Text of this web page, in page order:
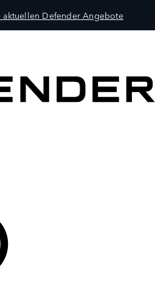
aktuellen Defender Angebote